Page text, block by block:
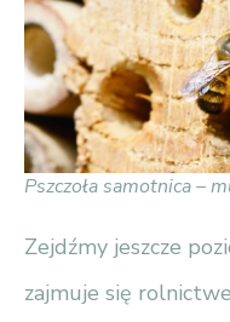
Pszczoła samotnica –
Zejdźmy jeszcze
zajmuje się